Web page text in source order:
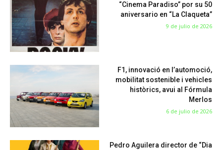
“Cinema Paradiso” por su 50
aniversario en “La Claqueta”
9 de julio de 2026
F1, innovació en l’automoció,
mobilitat sostenible i vehicles
històrics, avui al Fórmula
Merlos
6 de julio de 2026
Pedro Aguilera director de “Dia